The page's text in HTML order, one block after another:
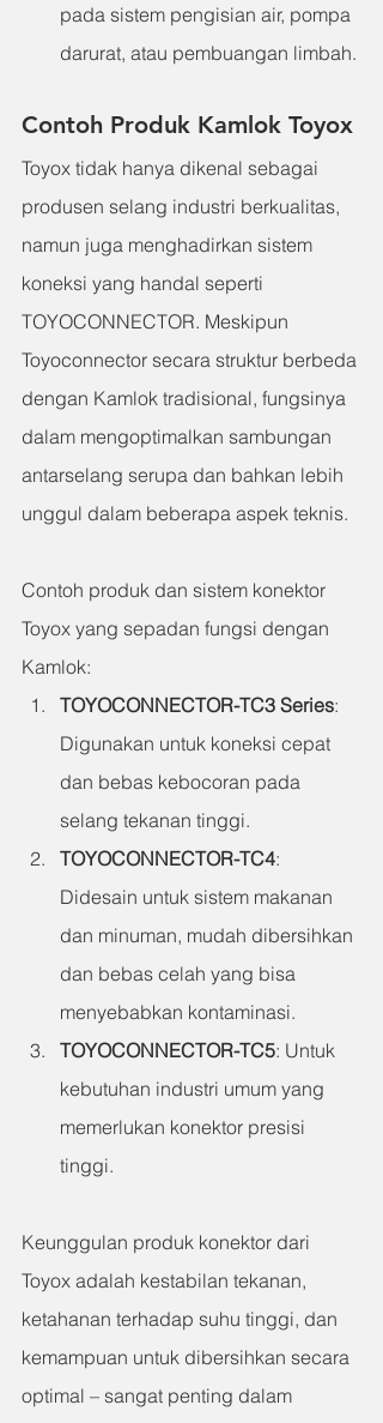
pada sistem pengisian air, pompa
darurat, atau pembuangan limbah.
Contoh Produk Kamlok Toyox
Toyox tidak hanya dikenal sebagai
produsen selang industri berkualitas,
namun juga menghadirkan sistem
koneksi yang handal seperti
TOYOCONNECTOR. Meskipun
Toyoconnector secara struktur berbeda
dengan Kamlok tradisional, fungsinya
dalam mengoptimalkan sambungan
antarselang serupa dan bahkan lebih
unggul dalam beberapa aspek teknis.
Contoh produk dan sistem konektor
Toyox yang sepadan fungsi dengan
Kamlok:
TOYOCONNECTOR-TC3 Series:
Digunakan untuk koneksi cepat
dan bebas kebocoran pada
selang tekanan tinggi.
TOYOCONNECTOR-TC4:
Didesain untuk sistem makanan
dan minuman, mudah dibersihkan
dan bebas celah yang bisa
menyebabkan kontaminasi.
TOYOCONNECTOR-TC5: Untuk
kebutuhan industri umum yang
memerlukan konektor presisi
tinggi.
Keunggulan produk konektor dari
Toyox adalah kestabilan tekanan,
ketahanan terhadap suhu tinggi, dan
kemampuan untuk dibersihkan secara
optimal – sangat penting dalam